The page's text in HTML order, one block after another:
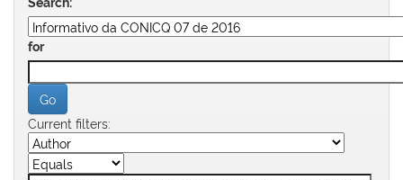
for
Current filters: